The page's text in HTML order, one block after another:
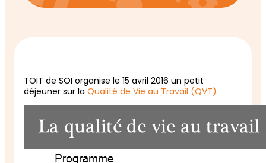
TOIT de SOI organise le 15 avril 2016 un petit
déjeuner sur la Qualité de Vie au Travail (QVT)